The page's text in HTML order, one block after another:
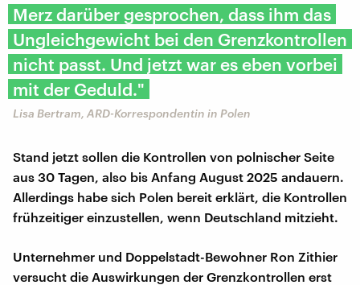
Merz darüber gesprochen, dass ihm das
Ungleichgewicht bei den Grenzkontrollen
nicht passt. Und jetzt war es eben vorbei
mit der Geduld."
Lisa Bertram, ARD-Korrespondentin in Polen
Stand jetzt sollen die Kontrollen von polnischer Seite
aus 30 Tagen, also bis Anfang August 2025 andauern.
Allerdings habe sich Polen bereit erklärt, die Kontrollen
frühzeitiger einzustellen, wenn Deutschland mitzieht.
Unternehmer und Doppelstadt-Bewohner Ron Zithier
versucht die Auswirkungen der Grenzkontrollen erst